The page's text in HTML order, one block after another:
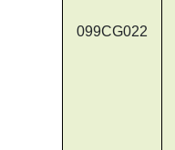
099CG022